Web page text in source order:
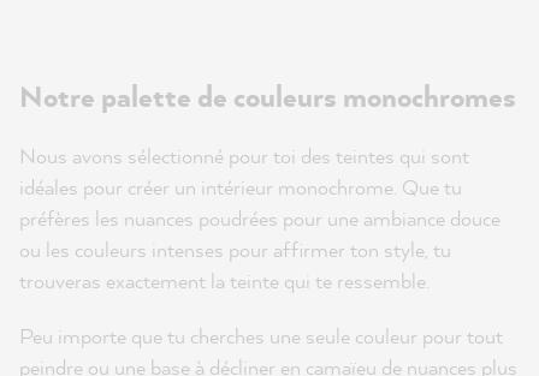
Notre palette de couleurs monochromes
Nous avons sélectionné pour toi des teintes qui sont
idéales pour créer un intérieur monochrome. Que tu
préfères les nuances poudrées pour une ambiance douce
ou les couleurs intenses pour affirmer ton style, tu
trouveras exactement la teinte qui te ressemble.
Peu importe que tu cherches une seule couleur pour tout
peindre ou une base à décliner en camaïeu de nuances plus